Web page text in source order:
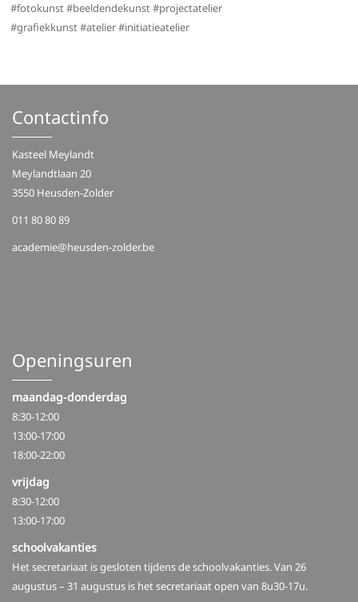
#fotokunst #beeldendekunst #projectatelier
#grafiekkunst #atelier #initiatieatelier
Contactinfo
Kasteel Meylandt
Meylandtlaan 20
3550 Heusden-Zolder
011 80 80 89
academie@heusden-zolder.be
Openingsuren
maandag-donderdag
8:30-12:00
13:00-17:00
18:00-22:00
vrijdag
8:30-12:00
13:00-17:00
schoolvakanties
Het secretariaat is gesloten tijdens de schoolvakanties. Van 26
augustus – 31 augustus is het secretariaat open van 8u30-17u.